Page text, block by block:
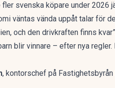
svenska köpare under
väntas vända uppåt talar för
och den drivkraften finns
blir vinnare – efter nya regler.
, kontorschef på Fastighetsbyrån